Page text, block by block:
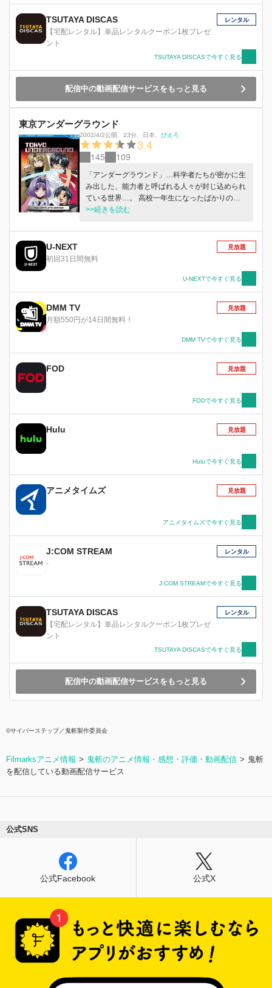
母・おりょうの手紙を受け取った竜之介は、日本
に帰国。母のいる京都の町へと戻ってきた。京の
町にある西洋喫茶『シャムル』でくつろぐ竜之介
は追っていた無許可妖怪の子河童を、国際妖怪保
護機関つばめ組の早乙女美姫と競って取り合って
いた。それを見るに見かねた竜之介は、追われて
いた子河童をそっと逃がしてあげるのだが…。
TSUTAYA DISCAS
【宅配レンタル】単品レンタルクーポン1枚プレゼ
ント
レンタル
TSUTAYA DISCASで今すぐ見る
配信中の動画配信サービスをもっと見る
東京アンダーグラウンド
2002/4/2公開 23分 日本 ぴえろ
3.4
145 109
「アンダーグラウンド」…科学者たちが密かに生
み出した、能力者と呼ばれる人々が封じ込められ
ている世界…。 高校一年生になったばかりの浅
葱留美奈（あさぎるみな）の前に、ある日、アン
が現われる。「生命（いのち）の巫女」と呼ばれ
る少女、ルリ・サラサと、彼女を護衛するチェル
シー・ローレックだ。清楚なルリに留美奈はひと
らの前に、ルリを追う能力者たちが次々と現われ
る。チェルシーとともに戦う留美奈。だがルリ
は、留美奈を守るため、再び地下世界へと帰って
しまう。 一度は落とした命を救ってくれたルリ
を探し出し、助けるために、留美奈はアンダーグ
ラウンドへと旅立つ！彼女が命のほかにくれたも
うひとつのもの、「風」を操る能力を武器に…！
>>続きを読む
U-NEXT
初回31日間無料
見放題
U-NEXTで今すぐ見る
DMM TV
月額550円が14日間無料！
見放題
DMM TVで今すぐ見る
FOD 見放題
FODで今すぐ見る
Hulu 見放題
Huluで今すぐ見る
アニメタイムズ 見放題
アニメタイムズで今すぐ見る
J:COM STREAM
-
レンタル
J:COM STREAMで今すぐ見る
TSUTAYA DISCAS
【宅配レンタル】単品レンタルクーポン1枚プレゼ
ント
レンタル
TSUTAYA DISCASで今すぐ見る
配信中の動画配信サービスをもっと見る
©サイバーステップ／鬼斬製作委員会
Filmarksアニメ情報 鬼斬のアニメ情報・感想・評価・動画配信
鬼斬
を配信している動画配信サービス
公式SNS
公式Facebook 公式X